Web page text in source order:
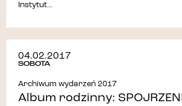
Instytut...
04.02.2017
SOBOTA
Archiwum wydarzeń 2017
Album rodzinny: